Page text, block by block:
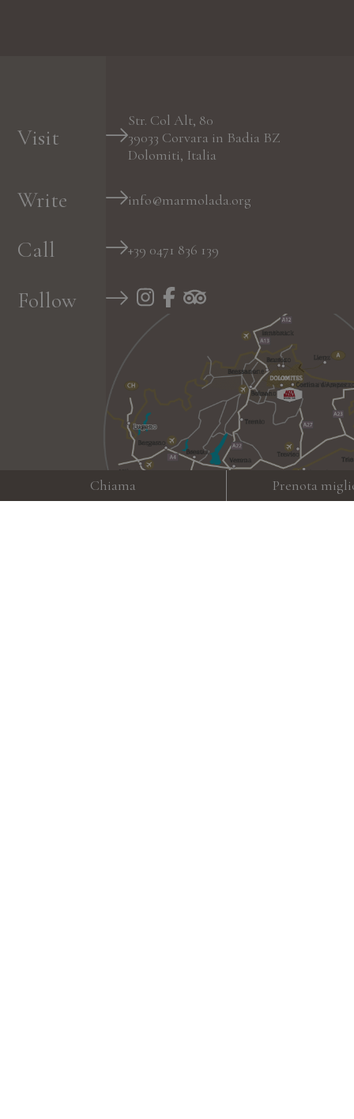
Visit
Str. Col Alt, 80
39033 Corvara in Badia BZ
Dolomiti, Italia
Write info@marmolada.org
Call +39 0471 836 139
Follow
Chiama Prenota